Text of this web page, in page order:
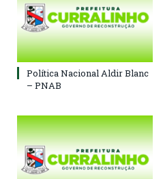
Política Nacional Aldir Blanc
– PNAB